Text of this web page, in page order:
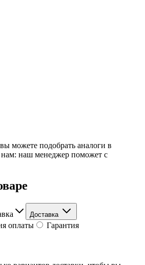
можете подобрать аналоги в
нам: наш менеджер поможет с
Доставка
оплаты Гарантия